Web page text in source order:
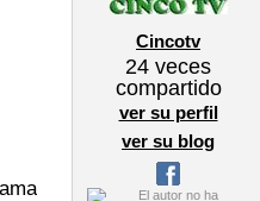
Cincotv
24 veces
compartido
ver su perfil
ver su blog